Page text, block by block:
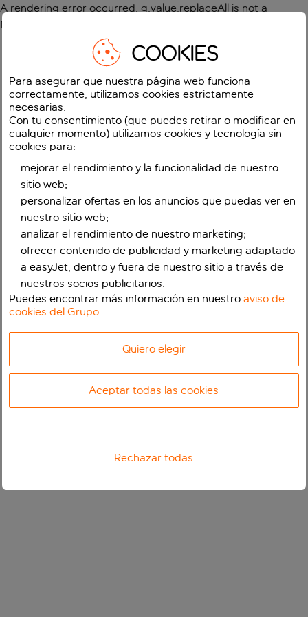
A rendering error occurred: g.value.replaceAll is not a
function
COOKIES
Para asegurar que nuestra página web funciona
correctamente, utilizamos cookies estrictamente
necesarias.
Con tu consentimiento (que puedes retirar o modificar en
cualquier momento) utilizamos cookies y tecnología sin
cookies para:
mejorar el rendimiento y la funcionalidad de nuestro
sitio web;
personalizar ofertas en los anuncios que puedas ver en
nuestro sitio web;
analizar el rendimiento de nuestro marketing;
ofrecer contenido de publicidad y marketing adaptado
a easyJet, dentro y fuera de nuestro sitio a través de
nuestros socios publicitarios.
Puedes encontrar más información en nuestroaviso de
cookies del Grupo.
Quiero elegir
Aceptar todas las cookies
Rechazar todas